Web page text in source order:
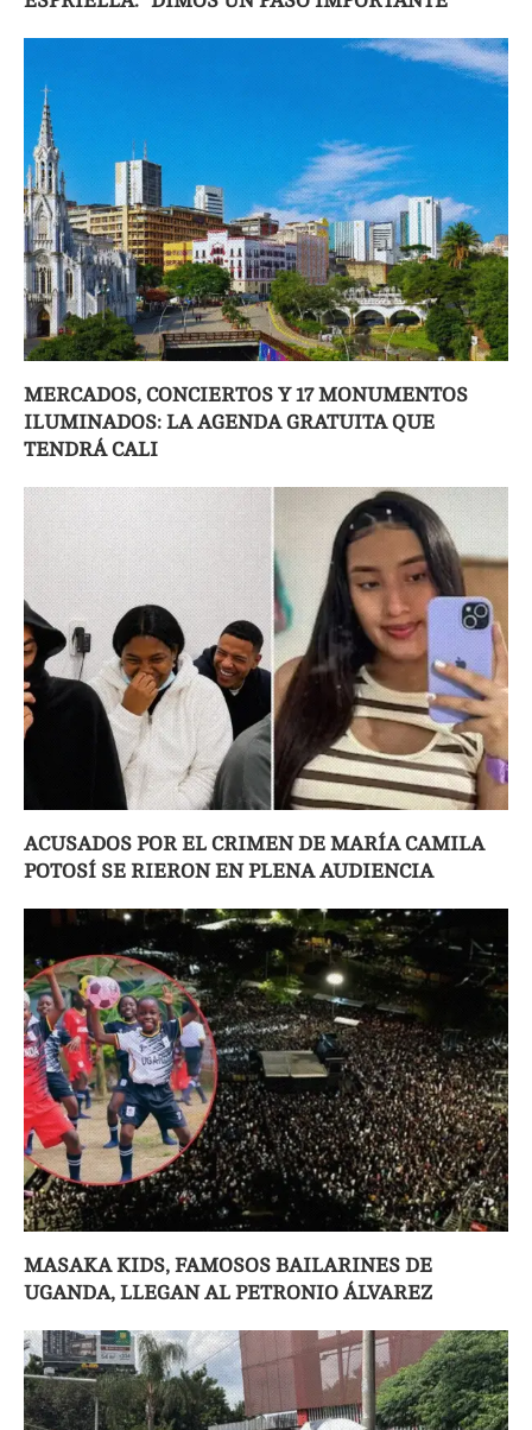
MERCADOS, CONCIERTOS Y 17 MONUMENTOS
ILUMINADOS: LA AGENDA GRATUITA QUE
TENDRÁ CALI
ACUSADOS POR EL CRIMEN DE MARÍA CAMILA
POTOSÍ SE RIERON EN PLENA AUDIENCIA
MASAKA KIDS, FAMOSOS BAILARINES DE
UGANDA, LLEGAN AL PETRONIO ÁLVAREZ